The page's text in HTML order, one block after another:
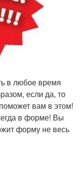
в любое время
если да, то
вам в этом!
в форме! Вы
форму не весь